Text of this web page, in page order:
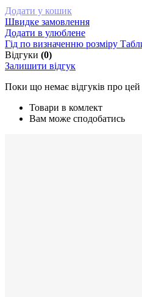
Додати у кошик
Швидке замовлення
Додати в улюблене
Гід по визначенню розміру
Відгуки (0)
Залишити відгук
Поки що немає відгуків про цей
Товари в комлект
Вам може сподобатись